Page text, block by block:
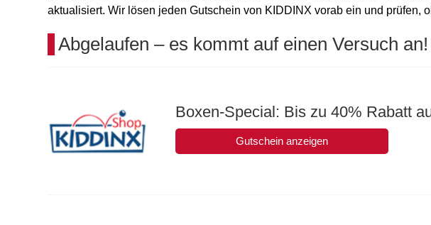
aktualisiert. Wir lösen jeden Gutschein von KIDDINX vorab ein und prüfen,
Abgelaufen – es kommt auf einen Versuch an!
Boxen-Special: Bis zu 40% Rabatt
Gutschein anzeigen